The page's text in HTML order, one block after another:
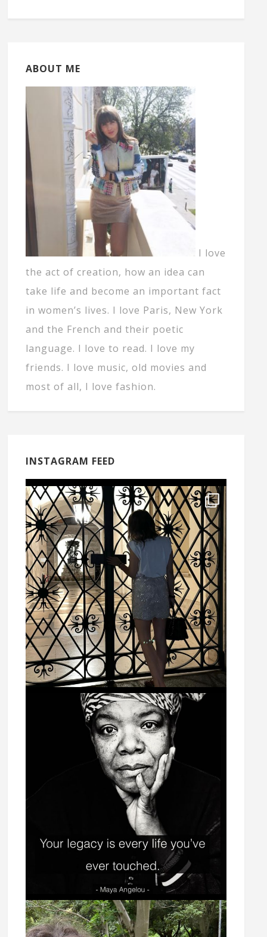
ABOUT ME
I love
the act of creation, how an idea can
take life and become an important fact
in women’s lives. I love Paris, New York
and the French and their poetic
language. I love to read. I love my
friends. I love music, old movies and
most of all, I love fashion.
INSTAGRAM FEED